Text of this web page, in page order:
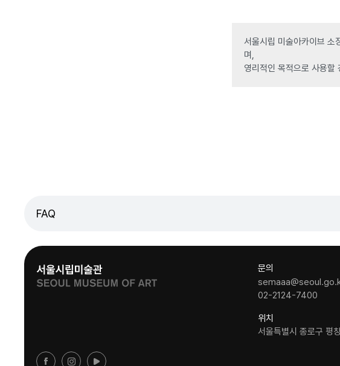
서울시립 미술아카이브 소
며,
영리적인 목적으로 사용할
FAQ
문의
02-2124-7400
위치
서울특별시 종로구 평